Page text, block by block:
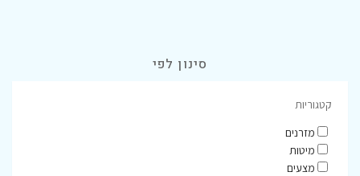
סינון לפי
קטגוריות
מזרנים
מיטות
מצעים